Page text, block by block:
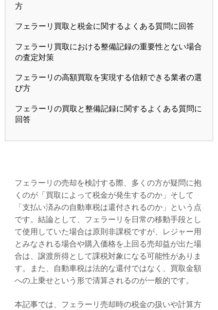
方
フェラーリ買取と税金に関するよくある質問に回答
フェラーリ買取における整備記録の重要性とない場合
の査定対策
フェラーリの高額買取を実現する信頼できる業者の選
び方
フェラーリの買取と整備記録に関するよくある質問に
回答
フェラーリの売却を検討する際、多くの方が疑問に抱
くのが「買取によって税金が発生するのか」そして
「支払い済みの自動車税は還付されるのか」という点
です。結論として、フェラーリを日常の移動手段とし
て使用していた場合は原則非課税ですが、レジャー用
とみなされる場合や購入価格を上回る売却益が出た場
合は、譲渡所得として課税対象になる可能性がありま
す。また、自動車税は法的な還付ではなく、買取金額
への上乗せという形で清算されるのが一般的です。
本記事では、フェラーリ売却時の税金の扱いや計算方